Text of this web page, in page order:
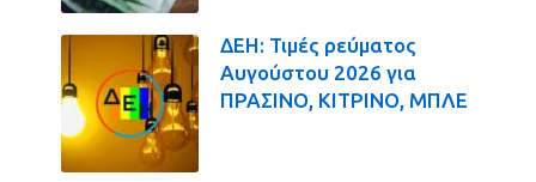
ΔΕΗ: Τιμές ρεύματος
Αυγούστου 2026 για
ΠΡΑΣΙΝΟ, ΚΙΤΡΙΝΟ, ΜΠΛΕ